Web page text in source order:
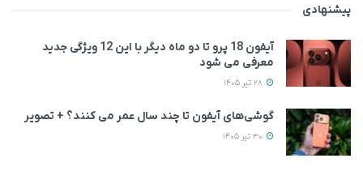
پیشنهادی
آیفون 18 پرو تا دو ماه دیگر با این 12 ویژگی جدید
معرفی می‌ شود
گوشی‌های آیفون تا چند سال عمر می‌ کنند؟ + تصویر